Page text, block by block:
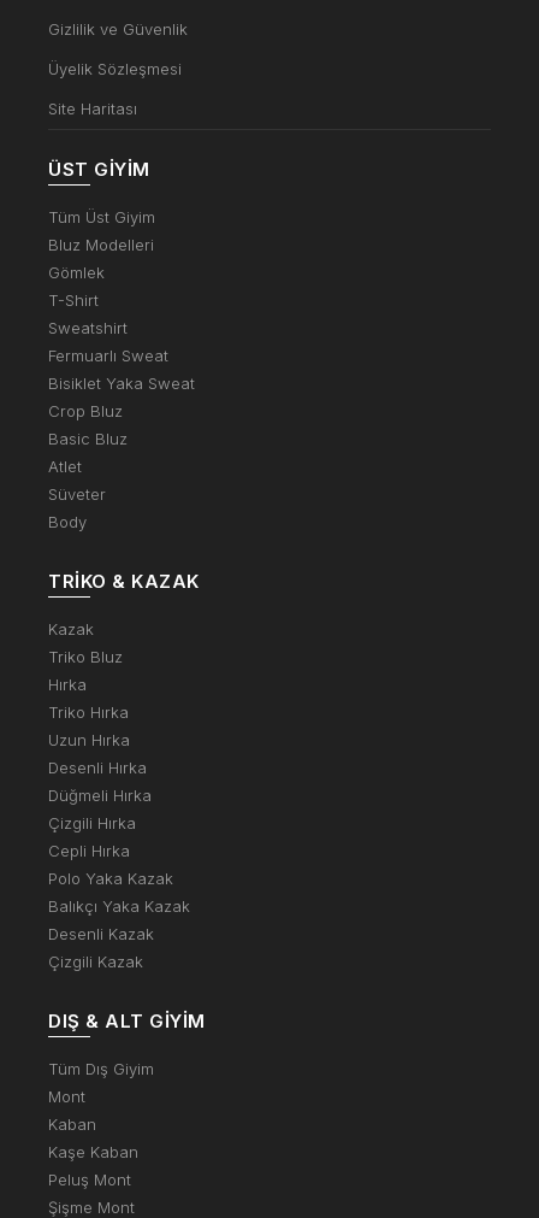
Gizlilik ve Güvenlik
Üyelik Sözleşmesi
Site Haritası
ÜST GIYIM
Tüm Üst Giyim
Bluz Modelleri
Gömlek
T-Shirt
Sweatshirt
Fermuarlı Sweat
Bisiklet Yaka Sweat
Crop Bluz
Basic Bluz
Atlet
Süveter
Body
TRIKO & KAZAK
Kazak
Triko Bluz
Hırka
Triko Hırka
Uzun Hırka
Desenli Hırka
Düğmeli Hırka
Çizgili Hırka
Cepli Hırka
Polo Yaka Kazak
Balıkçı Yaka Kazak
Desenli Kazak
Çizgili Kazak
DIŞ & ALT GIYIM
Tüm Dış Giyim
Mont
Kaban
Kaşe Kaban
Peluş Mont
Şişme Mont